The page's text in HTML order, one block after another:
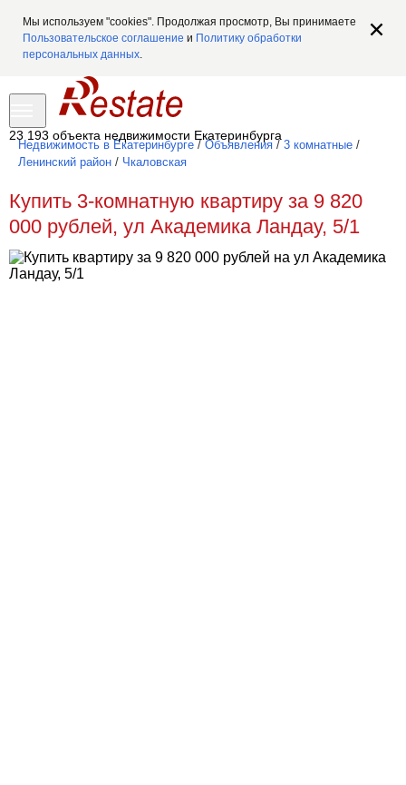
Мы используем "cookies". Продолжая просмотр, Вы принимаете
Пользовательское соглашение и Политику обработки
персональных данных.
23 193 объекта недвижимости Екатеринбурга
Недвижимость в Екатеринбурге / Объявления / 3 комнатные /
Ленинский район / Чкаловская
Купить 3-комнатную квартиру за 9 820
000 рублей, ул Академика Ландау, 5/1